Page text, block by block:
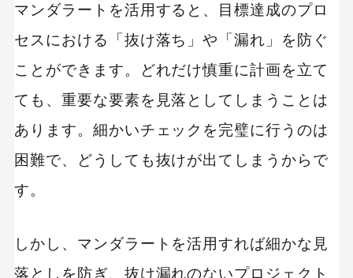
マンダラートを活用すると、目標達成のプロ
セスにおける「抜け落ち」や「漏れ」を防ぐ
ことができます。どれだけ慎重に計画を立て
ても、重要な要素を見落としてしまうことは
あります。細かいチェックを完璧に行うのは
困難で、どうしても抜けが出てしまうからで
す。
しかし、マンダラートを活用すれば細かな見
落としを防ぎ、抜け漏れのないプロジェクト